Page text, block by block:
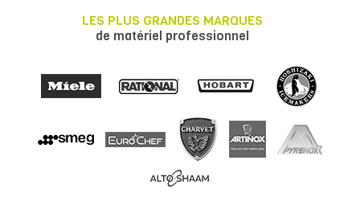
LES PLUS GRANDES MARQUES
de matériel professionnel